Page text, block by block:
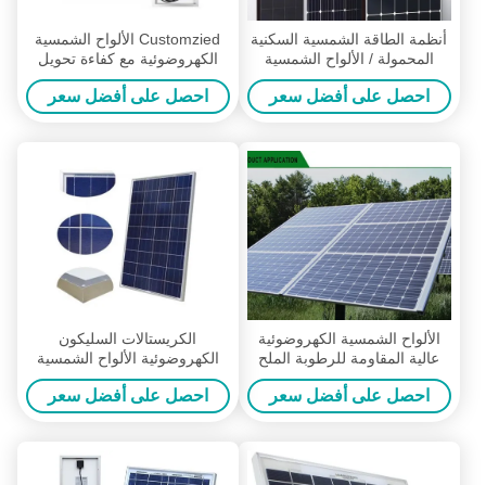
أنظمة الطاقة الشمسية السكنية
المحمولة / الألواح الشمسية
البحرية DC1000V
احصل على أفضل سعر
Customzied الألواح الشمسية
الكهروضوئية مع كفاءة تحويل
وحدة عالية 17 ٪
احصل على أفضل سعر
الألواح الشمسية الكهروضوئية
عالية المقاومة للرطوبة الملح
عالية الزجاج المقسى
احصل على أفضل سعر
الكريستالات السليكون
الكهروضوئية الألواح الشمسية
لإضاءة الحديقة الشمسية 6 * 12
احصل على أفضل سعر